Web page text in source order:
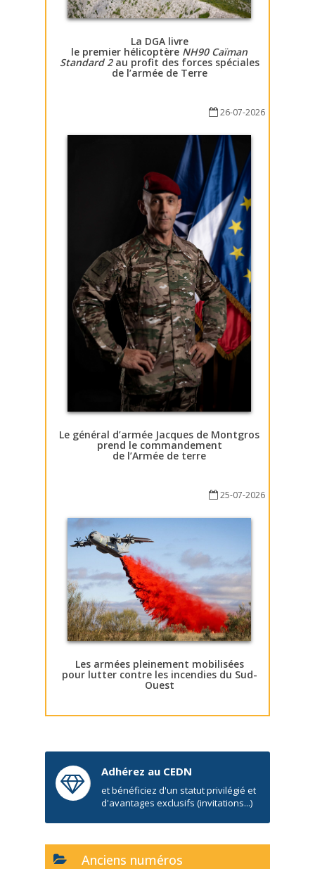
La DGA livre
le premier hélicoptère NH90 Caïman
Standard 2au profit des forces spéciales
de l’armée de Terre
26-07-2026
Le général d’armée Jacques de Montgros
prend le commandement
de l’Armée de terre
25-07-2026
Les armées pleinement mobilisées
pour lutter contre les incendies du Sud-
Ouest
Adhérez au CEDN
et bénéficiez d'un statut privilégié et
d'avantages exclusifs (invitations...)
Anciens numéros